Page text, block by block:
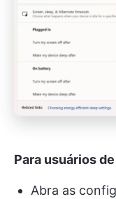
Para usuários
Abra as